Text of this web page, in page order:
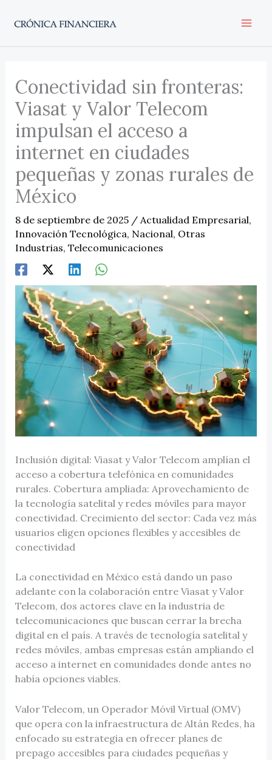
Conectividad sin fronteras:
Viasat y Valor Telecom
impulsan el acceso a
internet en ciudades
pequeñas y zonas rurales de
México
8 de septiembre de 2025 / Actualidad Empresarial,
Innovación Tecnológica, Nacional, Otras
Industrias, Telecomunicaciones
Inclusión digital: Viasat y Valor Telecom amplían el
acceso a cobertura telefónica en comunidades
rurales. Cobertura ampliada: Aprovechamiento de
la tecnología satelital y redes móviles para mayor
conectividad. Crecimiento del sector: Cada vez más
usuarios eligen opciones flexibles y accesibles de
conectividad
La conectividad en México está dando un paso
adelante con la colaboración entre Viasat y Valor
Telecom, dos actores clave en la industria de
telecomunicaciones que buscan cerrar la brecha
digital en el país. A través de tecnología satelital y
redes móviles, ambas empresas están ampliando el
acceso a internet en comunidades donde antes no
había opciones viables.
Valor Telecom, un Operador Móvil Virtual (OMV)
que opera con la infraestructura de Altán Redes, ha
enfocado su estrategia en ofrecer planes de
prepago accesibles para ciudades pequeñas y